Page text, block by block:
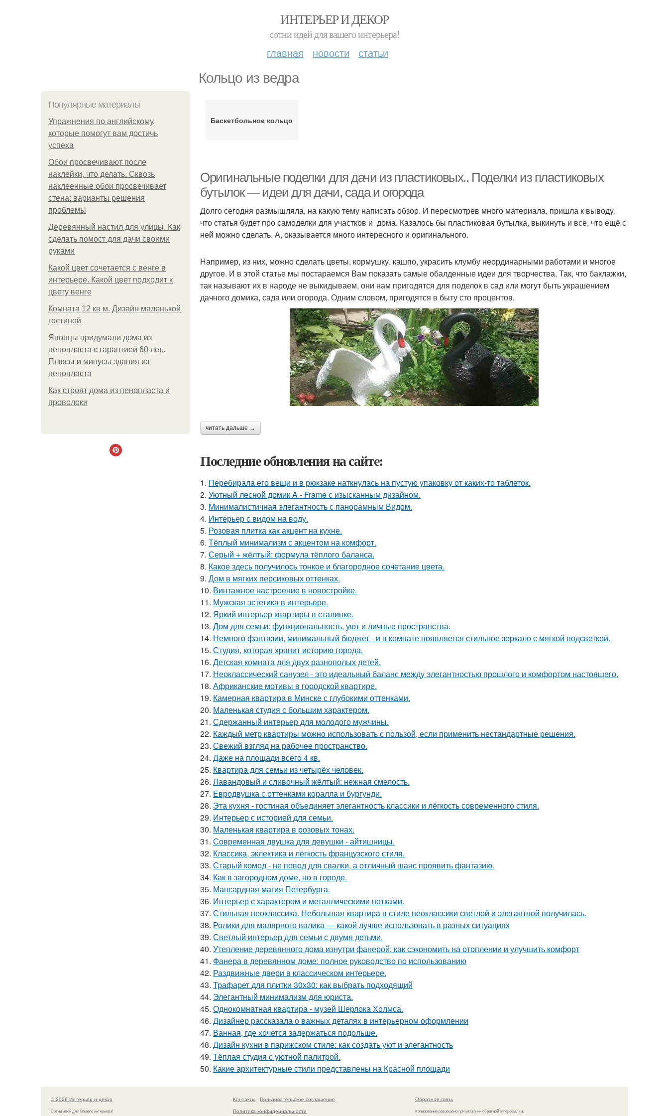
ИНТЕРЬЕР И ДЕКОР
сотни идей для вашего интерьера!
главная новости статьи
Кольцо из ведра
Популярные материалы
Упражнения по английскому,
которые помогут вам достичь
успеха
Обои просвечивают после
наклейки, что делать. Сквозь
наклеенные обои просвечивает
стена: варианты решения
проблемы
Деревянный настил для улицы. Как
сделать помост для дачи своими
руками
Какой цвет сочетается с венге в
интерьере. Какой цвет подходит к
цвету венге
Комната 12 кв м. Дизайн маленькой
гостиной
Японцы придумали дома из
пенопласта с гарантией 60 лет..
Плюсы и минусы здания из
пенопласта
Как строят дома из пенопласта и
проволоки
Баскетбольное кольцо
Оригинальные поделки для дачи из пластиковых.. Поделки из пластиковых
бутылок — идеи для дачи, сада и огорода
Долго сегодня размышляла, на какую тему написать обзор. И пересмотрев много материала, пришла к выводу,
что статья будет про самоделки для участков и дома. Казалось бы пластиковая бутылка, выкинуть и все, что ещё с
ней можно сделать. А, оказывается много интересного и оригинального.
Например, из них, можно сделать цветы, кормушку, кашпо, украсить клумбу неординарными работами и многое
другое. И в этой статье мы постараемся Вам показать самые обалденные идеи для творчества. Так, что баклажки,
так называют их в народе не выкидываем, они нам пригодятся для поделок в сад или могут быть украшением
дачного домика, сада или огорода. Одним словом, пригодятся в быту сто процентов.
читать дальше →
Последние обновления на сайте:
1. Перебирала его вещи и в рюкзаке наткнулась на пустую упаковку от каких-то таблеток.
2. Уютный лесной домик A - Frame с изысканным дизайном.
3. Минималистичная элегантность с панорамным Видом.
4. Интерьер с видом на воду.
5. Розовая плитка как акцент на кухне.
6. Тёплый минимализм с акцентом на комфорт.
7. Серый + жёлтый: формула тёплого баланса.
8. Какое здесь получилось тонкое и благородное сочетание цвета.
9. Дом в мягких персиковых оттенках.
10. Винтажное настроение в новостройке.
11. Мужская эстетика в интерьере.
12. Яркий интерьер квартиры в сталинке.
13. Дом для семьи: функциональность, уют и личные пространства.
14. Немного фантазии, минимальный бюджет - и в комнате появляется стильное зеркало с мягкой подсветкой.
15. Студия, которая хранит историю города.
16. Детская комната для двух разнополых детей.
17. Неоклассический санузел - это идеальный баланс между элегантностью прошлого и комфортом настоящего.
18. Африканские мотивы в городской квартире.
19. Камерная квартира в Минске с глубокими оттенками.
20. Маленькая студия с большим характером.
21. Сдержанный интерьер для молодого мужчины.
22. Каждый метр квартиры можно использовать с пользой, если применить нестандартные решения.
23. Свежий взгляд на рабочее пространство.
24. Даже на площади всего 4 кв.
25. Квартира для семьи из четырёх человек.
26. Лавандовый и сливочный жёлтый: нежная смелость.
27. Евродвушка с оттенками коралла и бургунди.
28. Эта кухня - гостиная объединяет элегантность классики и лёгкость современного стиля.
29. Интерьер с историей для семьи.
30. Маленькая квартира в розовых тонах.
31. Современная двушка для девушки - айтишницы.
32. Классика, эклектика и лёгкость французского стиля.
33. Старый комод - не повод для свалки, а отличный шанс проявить фантазию.
34. Как в загородном доме, но в городе.
35. Мансардная магия Петербурга.
36. Интерьер с характером и металлическими нотками.
37. Стильная неоклассика. Небольшая квартира в стиле неоклассики светлой и элегантной получилась.
38. Ролики для малярного валика — какой лучше использовать в разных ситуациях
39. Светлый интерьер для семьи с двумя детьми.
40. Утепление деревянного дома изнутри фанерой: как сэкономить на отоплении и улучшить комфорт
41. Фанера в деревянном доме: полное руководство по использованию
42. Раздвижные двери в классическом интерьере.
43. Трафарет для плитки 30х30: как выбрать подходящий
44. Элегантный минимализм для юриста.
45. Однокомнатная квартира - музей Шерлока Холмса.
46. Дизайнер рассказала о важных деталях в интерьерном оформлении
47. Ванная, где хочется задержаться подольше.
48. Дизайн кухни в парижском стиле: как создать уют и элегантность
49. Тёплая студия с уютной палитрой.
50. Какие архитектурные стили представлены на Красной площади
© 2026 Интерьер и декор
Сотни идей для Вашего интерьера!
Контакты
Пользовательское соглашение
Политика конфидециальности
Обратная связь
Копирование разрешено при указании обратной гиперссылки.